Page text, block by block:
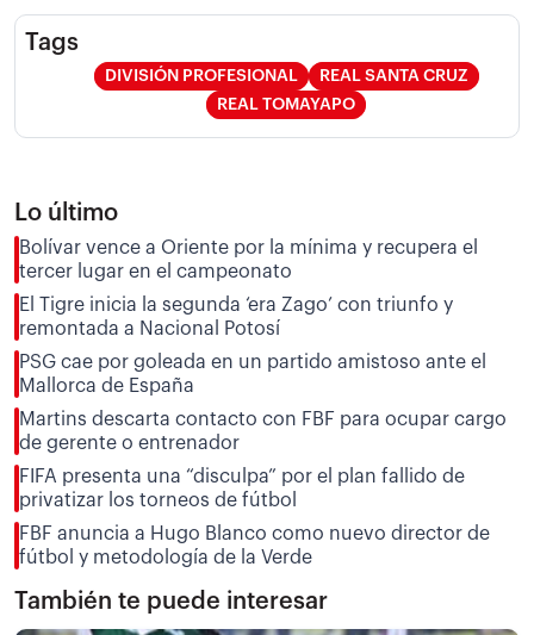
Tags
DIVISIÓN PROFESIONAL
REAL SANTA CRUZ
REAL TOMAYAPO
Lo último
Bolívar vence a Oriente por la mínima y recupera el
tercer lugar en el campeonato
El Tigre inicia la segunda ‘era Zago’ con triunfo y
remontada a Nacional Potosí
PSG cae por goleada en un partido amistoso ante el
Mallorca de España
Martins descarta contacto con FBF para ocupar cargo
de gerente o entrenador
FIFA presenta una “disculpa” por el plan fallido de
privatizar los torneos de fútbol
FBF anuncia a Hugo Blanco como nuevo director de
fútbol y metodología de la Verde
También te puede interesar